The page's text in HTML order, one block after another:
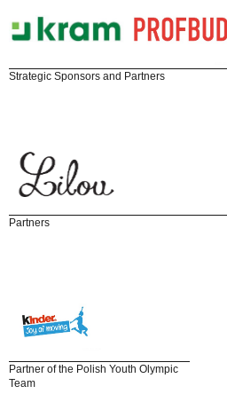
Strategic Sponsors and Partners
Partners
Partner of the Polish Youth Olympic
Team